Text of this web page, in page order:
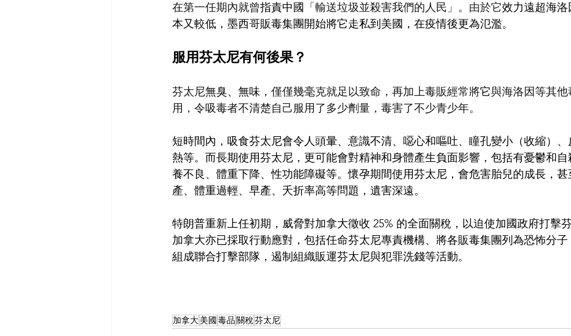
在第一任期內就曾指責中國 「輸送垃圾並殺害我們的人民」。 由於它效力遠超海
本又較低，墨西哥販毒集團開始將它走私到美國，在疫情後更為氾濫。
服用芬太尼有何後果？
芬太尼無臭、無味， 僅僅幾毫克就足以致命，再加上毒販經常將它與海洛因等其
用，令吸毒者不清楚自己服用了多少劑量，毒害了不少青少年。
短時間內，吸食芬太尼會令人頭暈、意識不清、噁心和嘔吐、瞳孔變小（收縮）、
熱等。而長期使用芬太尼，更可能會對精神和身體產生負面影響，包括有憂鬱和自
養不良、體重下降、性功能障礙等。懷孕期間使用芬太尼，會危害胎兒的成長，
產、體重過輕、早產、夭折率高等問題，遺害深遠。
特朗普重新上任初期，威脅對加拿大徵收 25% 的全面關稅，以迫使加國政府打擊
加拿大亦已採取行動應對，包括任命芬太尼專責機構、將各販毒集團列為恐怖分子
組成聯合打擊部隊，遏制組織販運芬太尼與犯罪洗錢等活動。
加拿大美國毒品關稅芬太尼